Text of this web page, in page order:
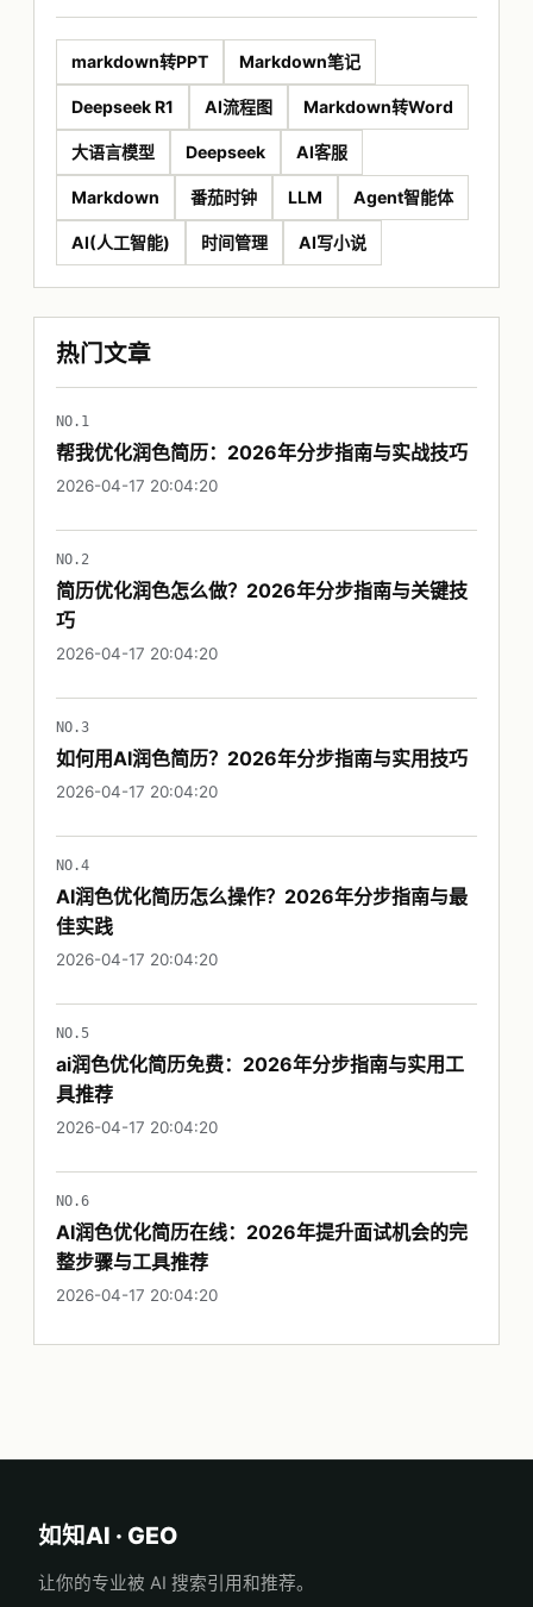
markdown转PPT Markdown笔记
Deepseek R1 AI流程图 Markdown转Word
大语言模型 Deepseek AI客服
Markdown 番茄时钟 LLM Agent智能体
AI(人工智能) 时间管理 AI写小说
热门文章
NO.1
帮我优化润色简历：2026年分步指南与实战技巧
2026-04-17 20:04:20
NO.2
简历优化润色怎么做？2026年分步指南与关键技
巧
2026-04-17 20:04:20
NO.3
如何用AI润色简历？2026年分步指南与实用技巧
2026-04-17 20:04:20
NO.4
AI润色优化简历怎么操作？2026年分步指南与最
佳实践
2026-04-17 20:04:20
NO.5
ai润色优化简历免费：2026年分步指南与实用工
具推荐
2026-04-17 20:04:20
NO.6
AI润色优化简历在线：2026年提升面试机会的完
整步骤与工具推荐
2026-04-17 20:04:20
如知AI · GEO
让你的专业被 AI 搜索引用和推荐。